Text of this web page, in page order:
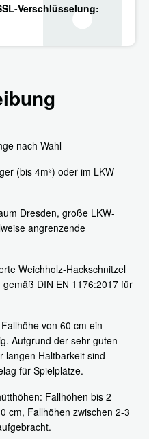
Verschlüsselung:
nach Wahl
(bis 4m³) oder im LKW
Dresden, große LKW-
angrenzende
Weichholz-Hackschnitzel
DIN EN 1176:2017 für
von 60 cm ein
Aufgrund der sehr guten
langen Haltbarkeit sind
für Spielplätze.
Fallhöhen bis 2
cm, Fallhöhen zwischen 2-3